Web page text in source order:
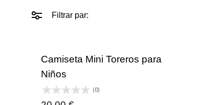
Filtrar par:
Camiseta Mini Toreros para
Niños
(0)